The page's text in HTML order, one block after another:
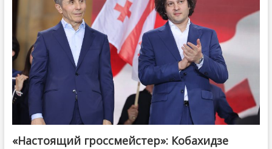
@ქართული ოცნება / Georgian Dream
«Настоящий гроссмейстер»: Кобахидзе